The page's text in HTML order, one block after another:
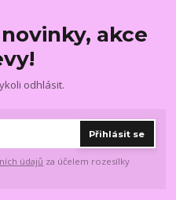
akce
odhlásit.
Přihlásit se
údajů za účelem rozesílky